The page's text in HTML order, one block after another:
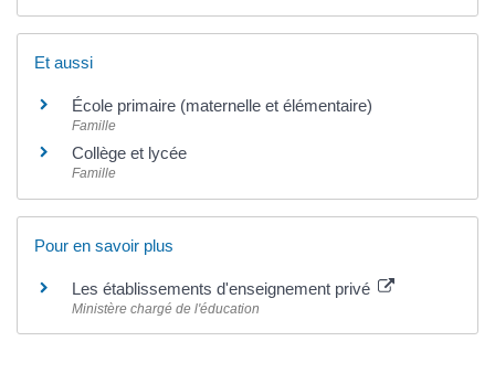
Et aussi
École primaire (maternelle et élémentaire)
Famille
Collège et lycée
Famille
Pour en savoir plus
Les établissements d'enseignement privé
Ministère chargé de l'éducation